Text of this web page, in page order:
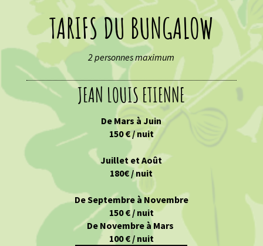
TARIFS DU BUNGALOW
2 personnes maximum
JEAN LOUIS ETIENNE
De Mars à Juin
150 € / nuit
Juillet et Août
180€ / nuit
De Septembre à Novembre
150 € / nuit
De Novembre à Mars
100 € / nuit